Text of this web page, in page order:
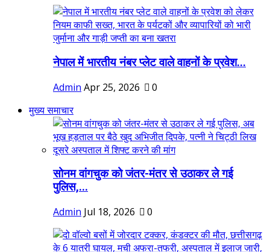
नेपाल में भारतीय नंबर प्लेट वाले वाहनों के प्रवेश...
Admin Apr 25, 2026
0
मुख्य समाचार
सोनम वांगचुक को जंतर-मंतर से उठाकर ले गई
पुलिस,...
Admin Jul 18, 2026 0